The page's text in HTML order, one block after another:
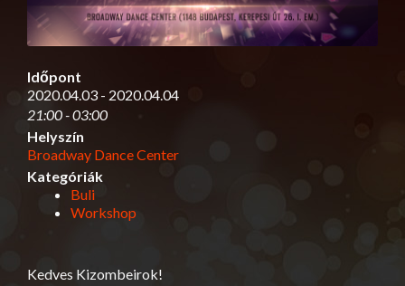
Időpont
2020.04.03 - 2020.04.04
21:00 - 03:00
Helyszín
Broadway Dance Center
Kategóriák
Buli
Workshop
Kedves Kizombeirok!